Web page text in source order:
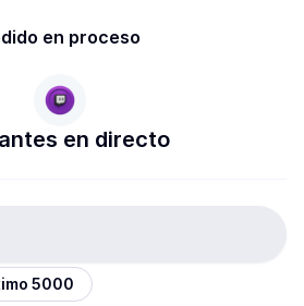
en proceso
en directo
5000